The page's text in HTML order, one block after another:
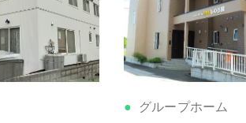
グループホーム